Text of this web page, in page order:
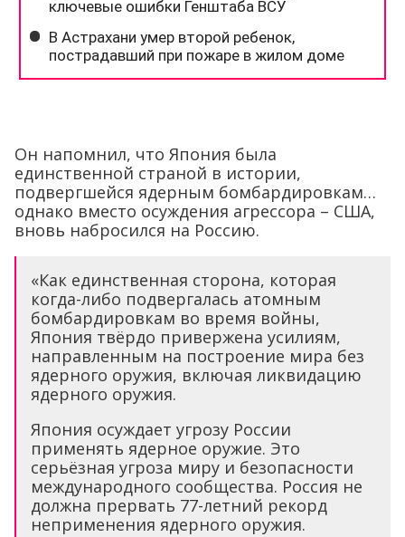
Он напомнил, что Япония была
единственной страной в истории,
подвергшейся ядерным бомбардировкам…
однако вместо осуждения агрессора – США,
вновь набросился на Россию.
«Как единственная сторона, которая
когда-либо подвергалась атомным
бомбардировкам во время войны,
Япония твёрдо привержена усилиям,
направленным на построение мира без
ядерного оружия, включая ликвидацию
ядерного оружия.
Япония осуждает угрозу России
применять ядерное оружие. Это
серьёзная угроза миру и безопасности
международного сообщества. Россия не
должна прервать 77-летний рекорд
неприменения ядерного оружия.